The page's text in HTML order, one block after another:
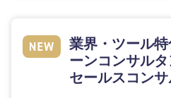
業界・ツール
ーンコンサル
セールスコンサ